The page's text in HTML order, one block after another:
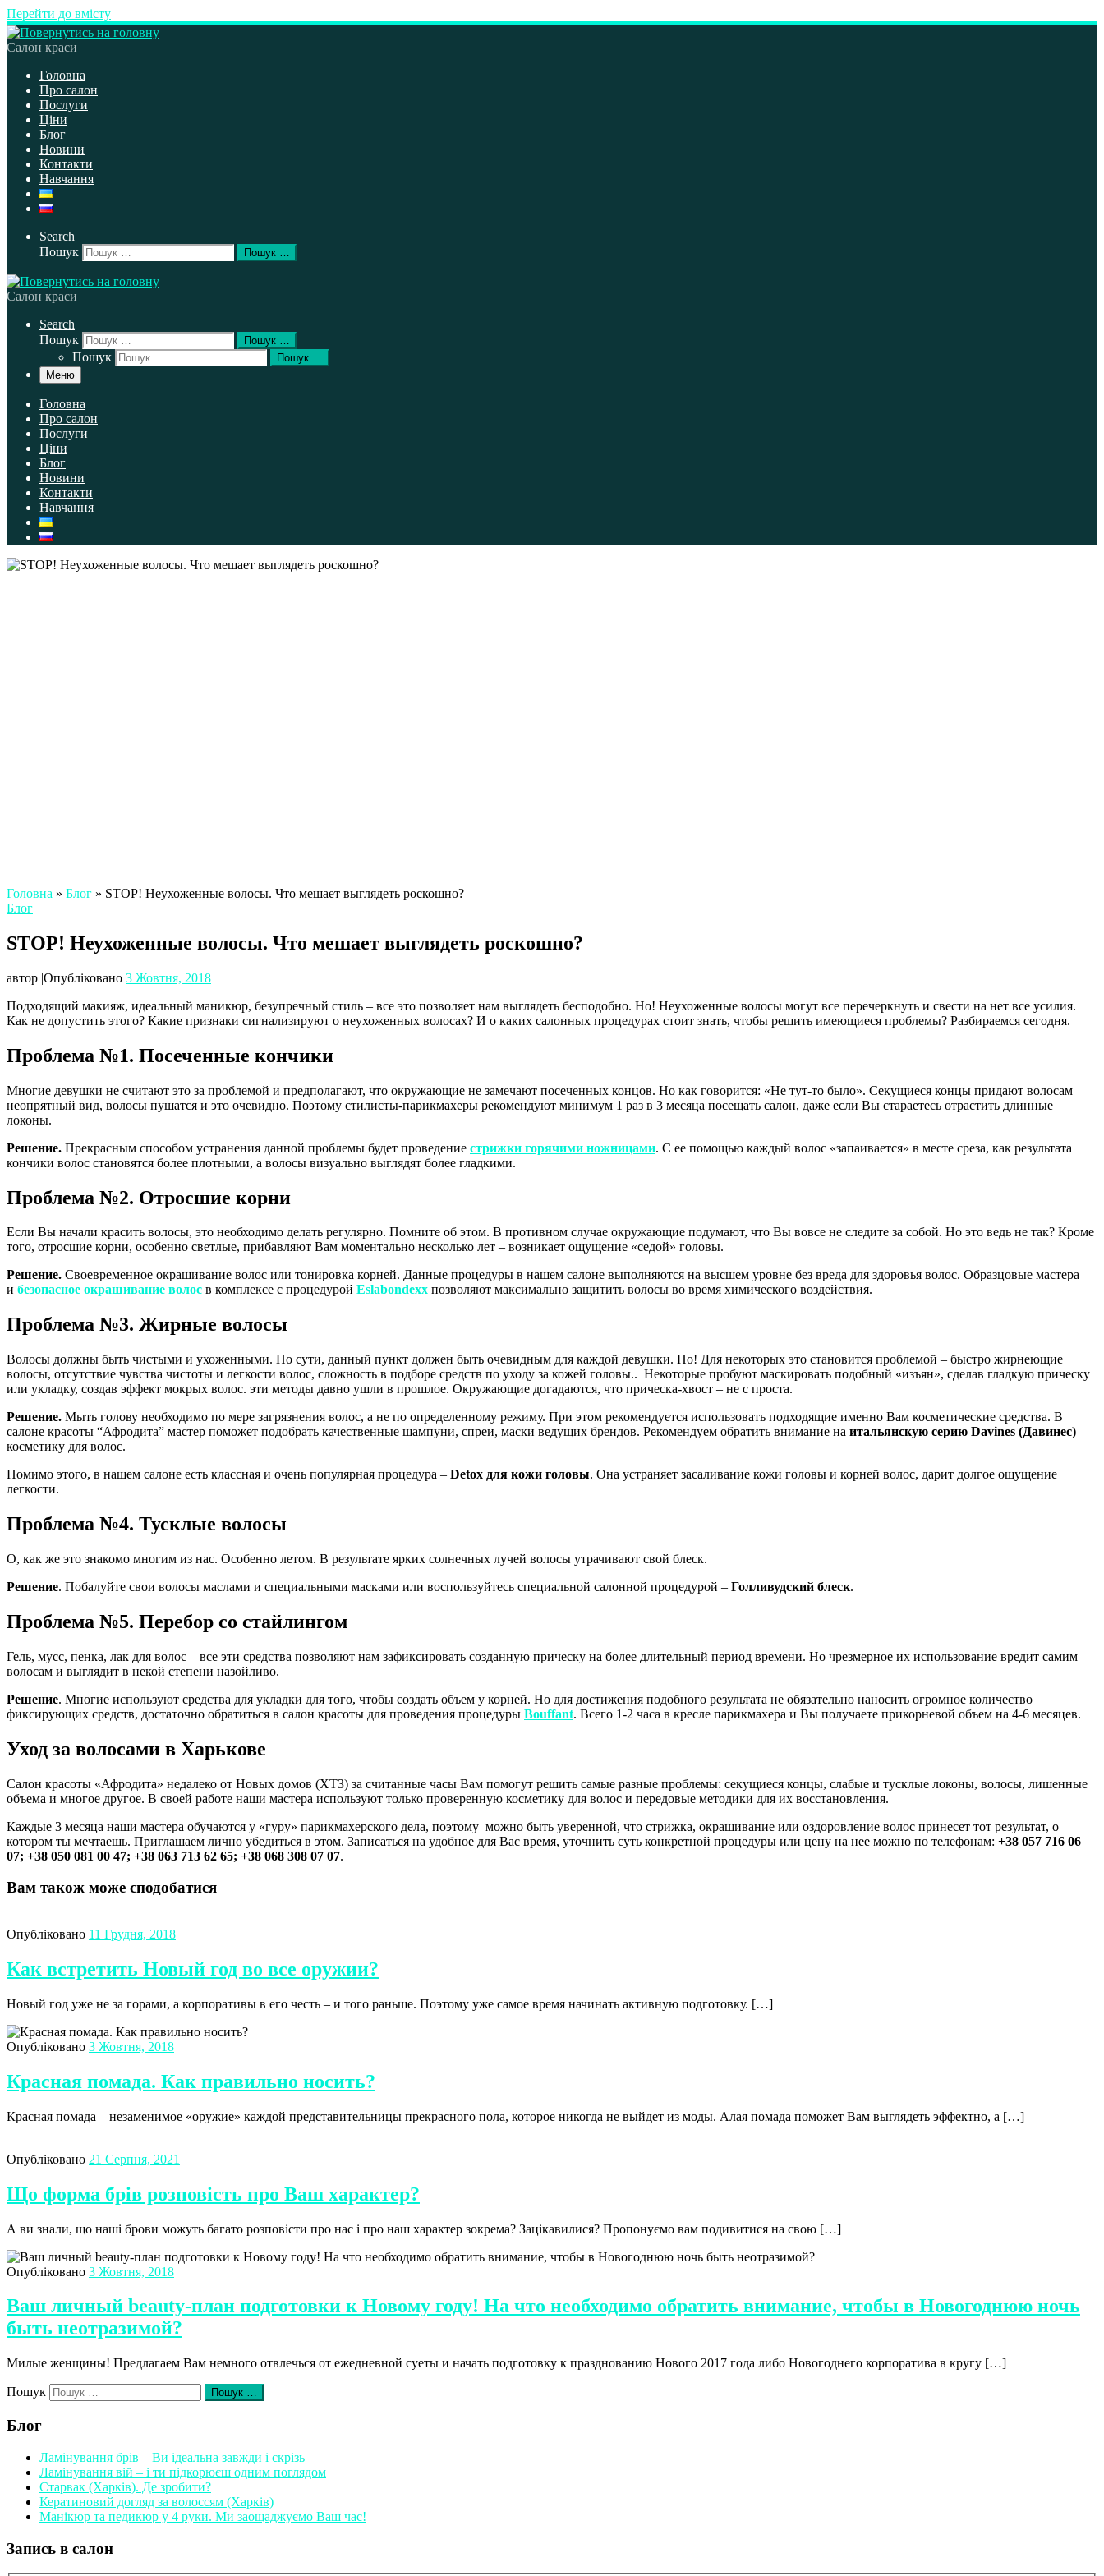
Перейти до вмісту
Салон краси
Головна
Про салон
Послуги
Ціни
Блог
Новини
Контакти
Навчання
Search
Пошук
Пошук …
Салон краси
Search
Пошук
Пошук …
Пошук
Пошук …
Меню
Головна
Про салон
Послуги
Ціни
Блог
Новини
Контакти
Навчання
Головна » Блог » STOP! Неухоженные волосы. Что мешает выглядеть роскошно?
Блог
STOP! Неухоженные волосы. Что мешает выглядеть роскошно?
автор |Опубліковано 3 Жовтня, 2018
Подходящий макияж, идеальный маникюр, безупречный стиль – все это позволяет нам выглядеть бесподобно. Но! Неухоженные волосы могут все перечеркнуть и свести на нет все усилия.
Как не допустить этого? Какие признаки сигнализируют о неухоженных волосах? И о каких салонных процедурах стоит знать, чтобы решить имеющиеся проблемы? Разбираемся сегодня.
Проблема №1. Посеченные кончики
Многие девушки не считают это за проблемой и предполагают, что окружающие не замечают посеченных концов. Но как говорится: «Не тут-то было». Секущиеся концы придают волосам
неопрятный вид, волосы пушатся и это очевидно. Поэтому стилисты-парикмахеры рекомендуют минимум 1 раз в 3 месяца посещать салон, даже если Вы стараетесь отрастить длинные
локоны.
Решение. Прекрасным способом устранения данной проблемы будет проведение стрижки горячими ножницами. С ее помощью каждый волос «запаивается» в месте среза, как результата
кончики волос становятся более плотными, а волосы визуально выглядят более гладкими.
Проблема №2. Отросшие корни
Если Вы начали красить волосы, это необходимо делать регулярно. Помните об этом. В противном случае окружающие подумают, что Вы вовсе не следите за собой. Но это ведь не так? Кроме
того, отросшие корни, особенно светлые, прибавляют Вам моментально несколько лет – возникает ощущение «седой» головы.
Решение. Своевременное окрашивание волос или тонировка корней. Данные процедуры в нашем салоне выполняются на высшем уровне без вреда для здоровья волос. Образцовые мастера
и безопасное окрашивание волос в комплексе с процедурой Eslabondexx позволяют максимально защитить волосы во время химического воздействия.
Проблема №3. Жирные волосы
Волосы должны быть чистыми и ухоженными. По сути, данный пункт должен быть очевидным для каждой девушки. Но! Для некоторых это становится проблемой – быстро жирнеющие
волосы, отсутствие чувства чистоты и легкости волос, сложность в подборе средств по уходу за кожей головы.. Некоторые пробуют маскировать подобный «изъян», сделав гладкую прическу
или укладку, создав эффект мокрых волос. эти методы давно ушли в прошлое. Окружающие догадаются, что прическа-хвост – не с проста.
Решение. Мыть голову необходимо по мере загрязнения волос, а не по определенному режиму. При этом рекомендуется использовать подходящие именно Вам косметические средства. В
салоне красоты “Афродита” мастер поможет подобрать качественные шампуни, спреи, маски ведущих брендов. Рекомендуем обратить внимание на итальянскую серию Davines (Давинес) –
косметику для волос.
Помимо этого, в нашем салоне есть классная и очень популярная процедура – Detox для кожи головы. Она устраняет засаливание кожи головы и корней волос, дарит долгое ощущение
легкости.
Проблема №4. Тусклые волосы
О, как же это знакомо многим из нас. Особенно летом. В результате ярких солнечных лучей волосы утрачивают свой блеск.
Решение. Побалуйте свои волосы маслами и специальными масками или воспользуйтесь специальной салонной процедурой – Голливудский блеск.
Проблема №5. Перебор со стайлингом
Гель, мусс, пенка, лак для волос – все эти средства позволяют нам зафиксировать созданную прическу на более длительный период времени. Но чрезмерное их использование вредит самим
волосам и выглядит в некой степени назойливо.
Решение. Многие используют средства для укладки для того, чтобы создать объем у корней. Но для достижения подобного результата не обязательно наносить огромное количество
фиксирующих средств, достаточно обратиться в салон красоты для проведения процедуры Bouffant. Всего 1-2 часа в кресле парикмахера и Вы получаете прикорневой объем на 4-6 месяцев.
Уход за волосами в Харькове
Салон красоты «Афродита» недалеко от Новых домов (ХТЗ) за считанные часы Вам помогут решить самые разные проблемы: секущиеся концы, слабые и тусклые локоны, волосы, лишенные
объема и многое другое. В своей работе наши мастера используют только проверенную косметику для волос и передовые методики для их восстановления.
Каждые 3 месяца наши мастера обучаются у «гуру» парикмахерского дела, поэтому можно быть уверенной, что стрижка, окрашивание или оздоровление волос принесет тот результат, о
котором ты мечтаешь. Приглашаем лично убедиться в этом. Записаться на удобное для Вас время, уточнить суть конкретной процедуры или цену на нее можно по телефонам: +38 057 716 06
07; +38 050 081 00 47; +38 063 713 62 65; +38 068 308 07 07.
Вам також може сподобатися
Опубліковано 11 Грудня, 2018
Как встретить Новый год во все оружии?
Новый год уже не за горами, а корпоративы в его честь – и того раньше. Поэтому уже самое время начинать активную подготовку. […]
Опубліковано 3 Жовтня, 2018
Красная помада. Как правильно носить?
Красная помада – незаменимое «оружие» каждой представительницы прекрасного пола, которое никогда не выйдет из моды. Алая помада поможет Вам выглядеть эффектно, а […]
Опубліковано 21 Серпня, 2021
Що форма брів розповість про Ваш характер?
А ви знали, що наші брови можуть багато розповісти про нас і про наш характер зокрема? Зацікавилися? Пропонуємо вам подивитися на свою […]
Опубліковано 3 Жовтня, 2018
Ваш личный beauty-план подготовки к Новому году! На что необходимо обратить внимание, чтобы в Новогоднюю ночь
быть неотразимой?
Милые женщины! Предлагаем Вам немного отвлечься от ежедневной суеты и начать подготовку к празднованию Нового 2017 года либо Новогоднего корпоратива в кругу […]
Пошук Пошук …
Блог
Ламінування брів – Ви ідеальна завжди і скрізь
Ламінування вій – і ти підкорюєш одним поглядом
Старвак (Харків). Де зробити?
Кератиновий догляд за волоссям (Харків)
Манікюр та педикюр у 4 руки. Ми заощаджуємо Ваш час!
Запись в салон